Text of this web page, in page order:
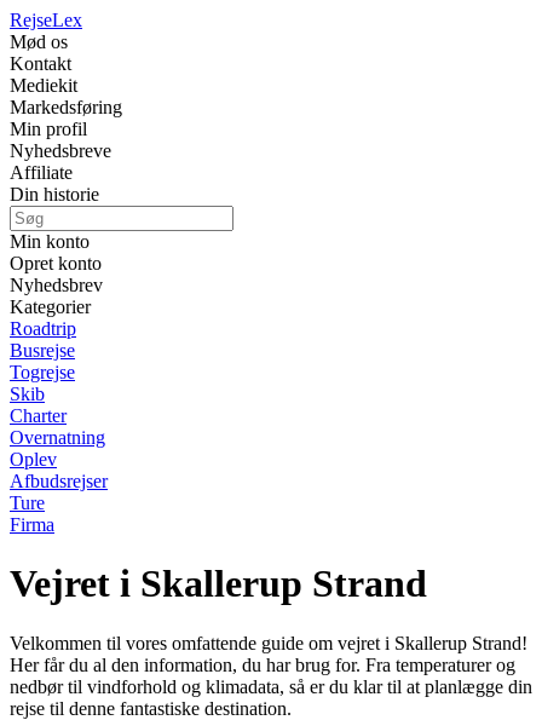
RejseLex
Mød os
Kontakt
Mediekit
Markedsføring
Min profil
Nyhedsbreve
Affiliate
Din historie
Min konto
Opret konto
Nyhedsbrev
Kategorier
Roadtrip
Busrejse
Togrejse
Skib
Charter
Overnatning
Oplev
Afbudsrejser
Ture
Firma
Vejret i Skallerup Strand
Velkommen til vores omfattende guide om vejret i Skallerup Strand!
Her får du al den information, du har brug for. Fra temperaturer og
nedbør til vindforhold og klimadata, så er du klar til at planlægge din
rejse til denne fantastiske destination.